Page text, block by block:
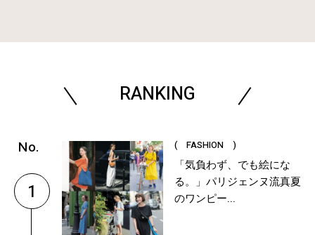
RANKING
1
( FASHION )
「気負わず、でも絵にな
る。」パリジェンヌ流真夏
のワンピー...